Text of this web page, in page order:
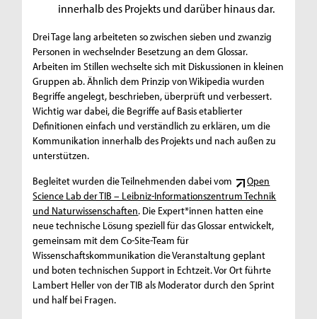
innerhalb des Projekts und darüber hinaus dar.
Drei Tage lang arbeiteten so zwischen sieben und zwanzig
Personen in wechselnder Besetzung an dem Glossar.
Arbeiten im Stillen wechselte sich mit Diskussionen in kleinen
Gruppen ab. Ähnlich dem Prinzip von Wikipedia wurden
Begriffe angelegt, beschrieben, überprüft und verbessert.
Wichtig war dabei, die Begriffe auf Basis etablierter
Definitionen einfach und verständlich zu erklären, um die
Kommunikation innerhalb des Projekts und nach außen zu
unterstützen.
Begleitet wurden die Teilnehmenden dabei vom
Open
Science Lab der TIB – Leibniz-Informationszentrum Technik
und Naturwissenschaften. Die Expert*innen hatten eine
neue technische Lösung speziell für das Glossar entwickelt,
gemeinsam mit dem Co-Site-Team für
Wissenschaftskommunikation die Veranstaltung geplant
und boten technischen Support in Echtzeit. Vor Ort führte
Lambert Heller von der TIB als Moderator durch den Sprint
und half bei Fragen.